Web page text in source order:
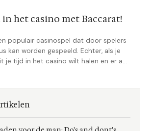
in het casino met Baccarat!
populair casinospel dat door spelers
kan worden gespeeld. Echter, als je
je tijd in het casino wilt halen en er als